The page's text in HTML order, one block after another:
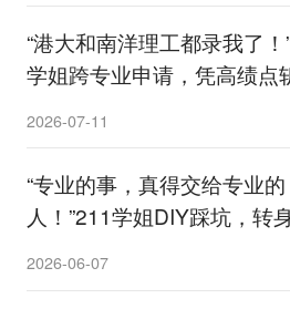
“港大和南洋理工都录我了！
学姐跨专业申请，凭高绩点
2026-07-11
“专业的事，真得交给专业的
人！”211学姐DIY踩坑，转
2026-06-07